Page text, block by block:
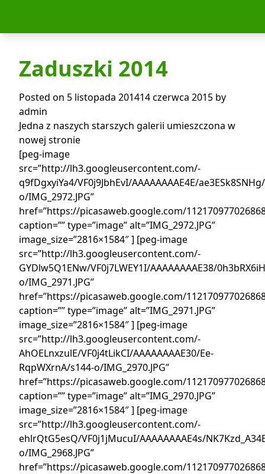
Zaduszki 2014
Posted on 5 listopada 201414 czerwca 2015 by
admin
Jedna z naszych starszych galerii umieszczona w
nowej stronie
[peg-image
src=”http://lh3.googleusercontent.com/-
q9fDgxyiYa4/VF0j9JbhEvI/AAAAAAAAE4E/
o/IMG_2972.JPG”
href=”https://picasaweb.google.com/
caption=”” type=”image” alt=”IMG_2972.JPG”
image_size=”2816×1584″ ] [peg-image
src=”http://lh3.googleusercontent.com/-
GYDlw5Q1ENw/VF0j7LWEY1I/AAAAAAAAE38/
o/IMG_2971.JPG”
href=”https://picasaweb.google.com/
caption=”” type=”image” alt=”IMG_2971.JPG”
image_size=”2816×1584″ ] [peg-image
src=”http://lh3.googleusercontent.com/-
AhOELnxzulE/VF0j4tLikCI/AAAAAAAAE30/Ee-
RqpWXrnA/s144-o/IMG_2970.JPG”
href=”https://picasaweb.google.com/
caption=”” type=”image” alt=”IMG_2970.JPG”
image_size=”2816×1584″ ] [peg-image
src=”http://lh3.googleusercontent.com/-
ehlrQtG5esQ/VF0j1jMucuI/AAAAAAAAE4s/
o/IMG_2968.JPG”
href=”https://picasaweb.google.com/